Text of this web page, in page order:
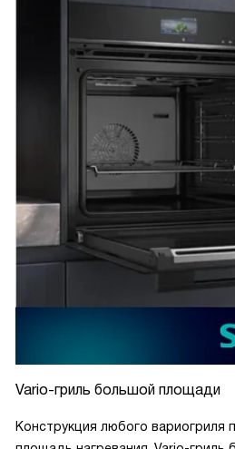
Vario-гриль большой площади
Конструкция любого вариогриля